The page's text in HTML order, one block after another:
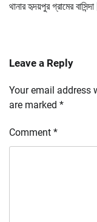
থানার হৃদয়পুর গ্রামের
Leave a Reply
Your email address
are marked *
Comment *